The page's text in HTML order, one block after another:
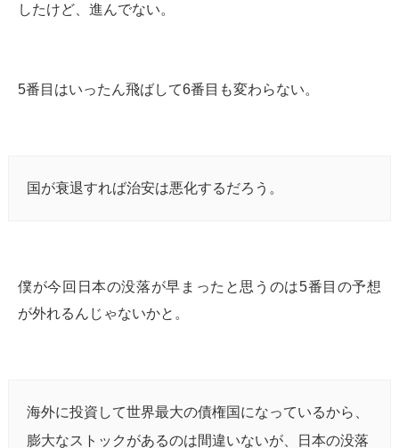
したけど、進んでない。
5番目はいったん飛ばして6番目も変わらない。
国が衰退すれば治安は悪化するだろう。
僕が今回日本の没落が早まったと思うのは5番目の予想
が外れるんじゃないかと。
海外に投資して世界最大の債権国になっているから、
膨大なストックがあるのは間違いないが、日本の没落